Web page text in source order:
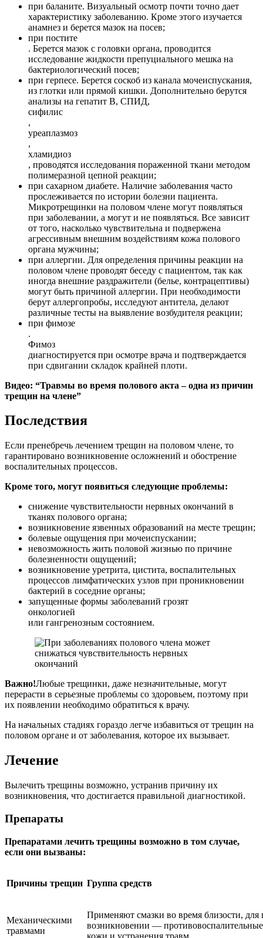
при баланите. Визуальный осмотр почти точно дает
характеристику заболеванию. Кроме этого изучается
анамнез и берется мазок на посев;
при постите
. Берется мазок с головки органа, проводится
исследование жидкости препуциального мешка на
бактериологический посев;
при герпесе. Берется соскоб из канала мочеиспускания,
из глотки или прямой кишки. Дополнительно берутся
анализы на гепатит В, СПИД,
сифилис
,
уреаплазмоз
,
хламидиоз
, проводятся исследования пораженной ткани методом
полимеразной цепной реакции;
при сахарном диабете. Наличие заболевания часто
прослеживается по истории болезни пациента.
Микротрещинки на половом члене могут появляться
при заболевании, а могут и не появляться. Все зависит
от того, насколько чувствительна и подвержена
агрессивным внешним воздействиям кожа полового
органа мужчины;
при аллергии. Для определения причины реакции на
половом члене проводят беседу с пациентом, так как
иногда внешние раздражители (белье, контрацептивы)
могут быть причиной аллергии. При необходимости
берут аллергопробы, исследуют антитела, делают
различные тесты на выявление возбудителя реакции;
при фимозе
.
Фимоз
диагностируется при осмотре врача и подтверждается
при сдвигании складок крайней плоти.
Видео: “Травмы во время полового акта – одна из причин
трещин на члене”
Последствия
Если пренебречь лечением трещин на половом члене, то
гарантировано возникновение осложнений и обострение
воспалительных процессов.
Кроме того, могут появиться следующие проблемы:
снижение чувствительности нервных окончаний в
тканях полового органа;
возникновение язвенных образований на месте трещин;
болевые ощущения при мочеиспускании;
невозможность жить половой жизнью по причине
болезненности ощущений;
возникновение уретрита, цистита, воспалительных
процессов лимфатических узлов при проникновении
бактерий в соседние органы;
запущенные формы заболеваний грозят
онкологией
или гангренозным состоянием.
Важно!Любые трещинки, даже незначительные, могут
перерасти в серьезные проблемы со здоровьем, поэтому при
их появлении необходимо обратиться к врачу.
На начальных стадиях гораздо легче избавиться от трещин на
половом органе и от заболевания, которое их вызывает.
Лечение
Вылечить трещины возможно, устранив причину их
возникновения, что достигается правильной диагностикой.
Препараты
Препаратами лечить трещины возможно в том случае,
если они вызваны:
Причины трещин Группа средств
Механическими
травмами
Применяют смазки во время близости,
возникновении —
кожи и устранения травм.